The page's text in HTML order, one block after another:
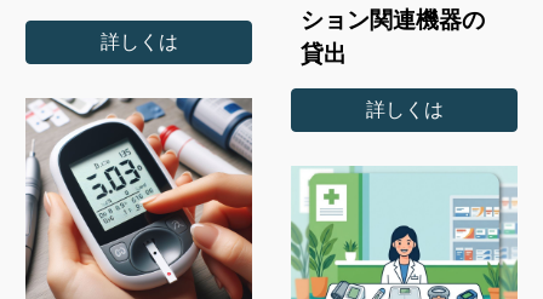
詳しくは
ション関連機器の
貸出
詳しくは